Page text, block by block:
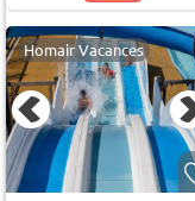
Homair Vacances